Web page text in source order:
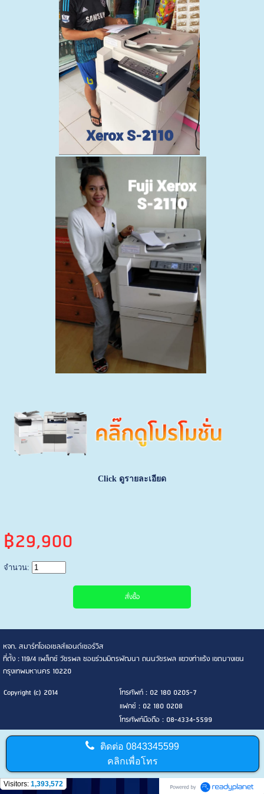
Click ดูรายละเอียด
฿29,900
จำนวน:
หจก. สมาร์ทโอเอเซลส์แอนด์เซอร์วิส
ที่ตั้ง : 119/4 เพล็กซ์ วัชรพล ซอยร่วมมิตรพัฒนา ถนนวัชรพล แขวงท่าแร้ง เขตบางเขน
กรุงเทพมหานคร 10220
Copyright (c) 2014
โทรศัพท์ : 02 180 0205-7
แฟกซ์ : 02 180 0208
โทรศัพท์มือถือ : 08-4334-5599
ติดต่อ0843345599
คลิกเพื่อโทร
Visitors: 1,393,572